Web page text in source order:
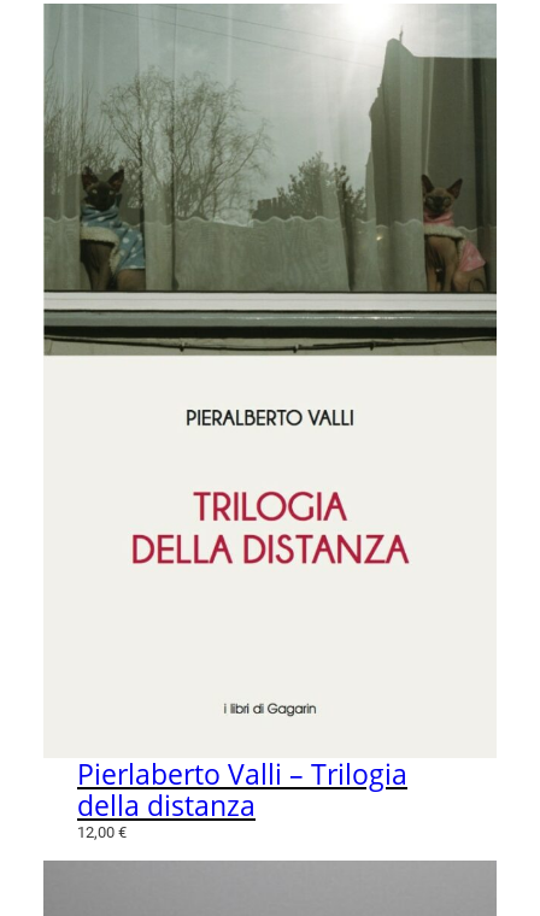
Pierlaberto Valli – Trilogia
della distanza
12,00 €